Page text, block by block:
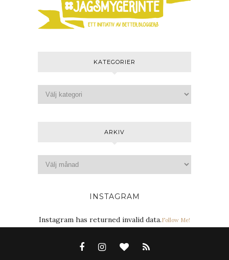
KATEGORIER
ARKIV
INSTAGRAM
Instagram has returned invalid data.Follow Me!